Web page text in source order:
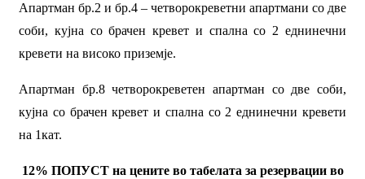
Апартман бр.2 и бр.4 – четворокреветни апартмани со две
соби, кујна со брачен кревет и спална со 2 еднинечни
кревети на високо приземје.
Апартман бр.8 четворокреветен апартман со две соби,
кујна со брачен кревет и спална со 2 еднинечни кревети
на 1кат.
12% ПОПУСТ на цените во табелата за резервации во